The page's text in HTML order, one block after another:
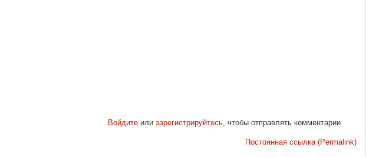
Войдитеили зарегистрируйтесь, чтобы отправлять комментарии
Постоянная ссылка (Permalink)